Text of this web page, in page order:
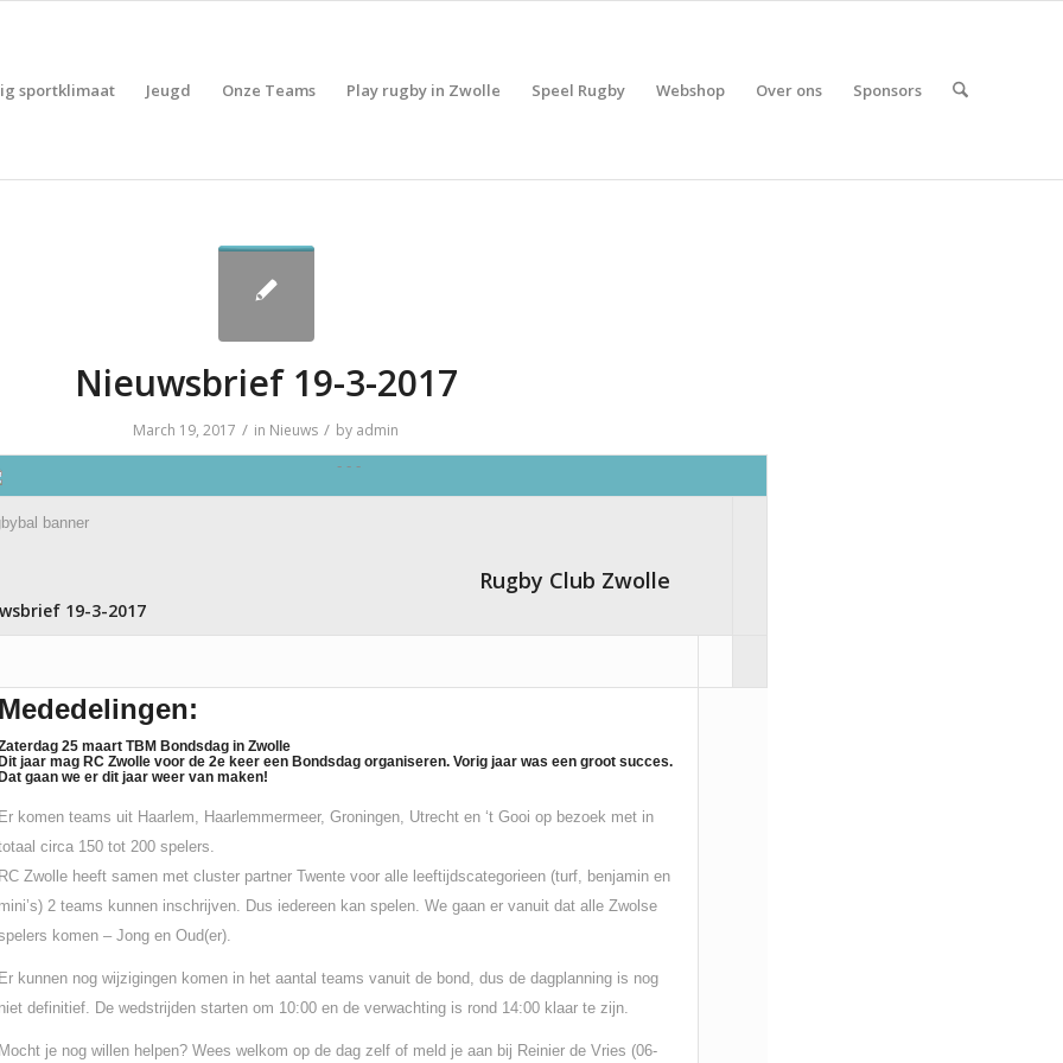
sportklimaat Jeugd Onze Teams Play rugby in Zwolle Speel Rugby Webshop Over ons Sponsors
Nieuwsbrief 19-3-2017
March 19, 2017 / in Nieuws / by admin
Rugby Club Zwolle
19-3-2017
25 maart TBM Bondsdag in Zwolle
jaar mag RC Zwolle voor de 2e keer een Bondsdag organiseren. Vorig jaar was een groot succes.
gaan we er dit jaar weer van maken!
komen teams uit Haarlem, Haarlemmermeer, Groningen, Utrecht en ‘t Gooi op bezoek met in
circa 150 tot 200 spelers.
Zwolle heeft samen met cluster partner Twente voor alle leeftijdscategorieen (turf, benjamin en
2 teams kunnen inschrijven. Dus iedereen kan spelen. We gaan er vanuit dat alle Zwolse
komen – Jong en Oud(er).
kunnen nog wijzigingen komen in het aantal teams vanuit de bond, dus de dagplanning is nog
definitief. De wedstrijden starten om 10:00 en de verwachting is rond 14:00 klaar te zijn.
je nog willen helpen? Wees welkom op de dag zelf of meld je aan bij Reinier de Vries (06-